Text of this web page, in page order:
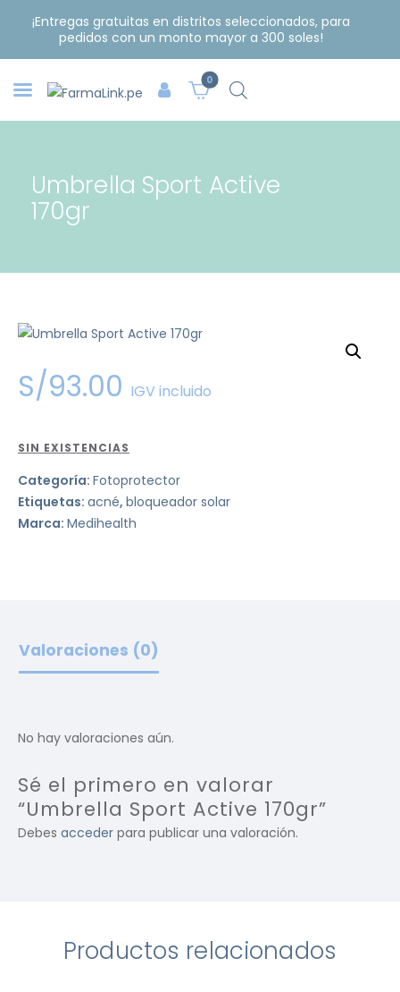
¡Entregas gratuitas en distritos seleccionados, para
pedidos con un monto mayor a 300 soles!
0
Umbrella Sport Active
170gr
S/93.00 IGV incluido
SIN EXISTENCIAS
Categoría: Fotoprotector
Etiquetas: acné, bloqueador solar
Marca: Medihealth
Valoraciones (0)
No hay valoraciones aún.
Sé el primero en valorar
“Umbrella Sport Active 170gr”
Debes acceder para publicar una valoración.
Productos relacionados